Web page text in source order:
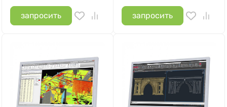
запросить запросить